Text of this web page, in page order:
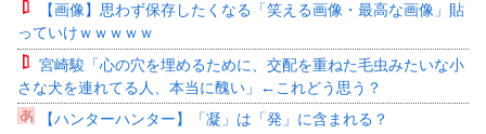
【画像】思わず保存したくなる「笑える画像・最高な画像」貼
っていけｗｗｗｗｗ
宮崎駿「心の穴を埋めるために、交配を重ねた毛虫みたいな小
さな犬を連れてる人、本当に醜い」←これどう思う？
【ハンターハンター】「凝」は「発」に含まれる？